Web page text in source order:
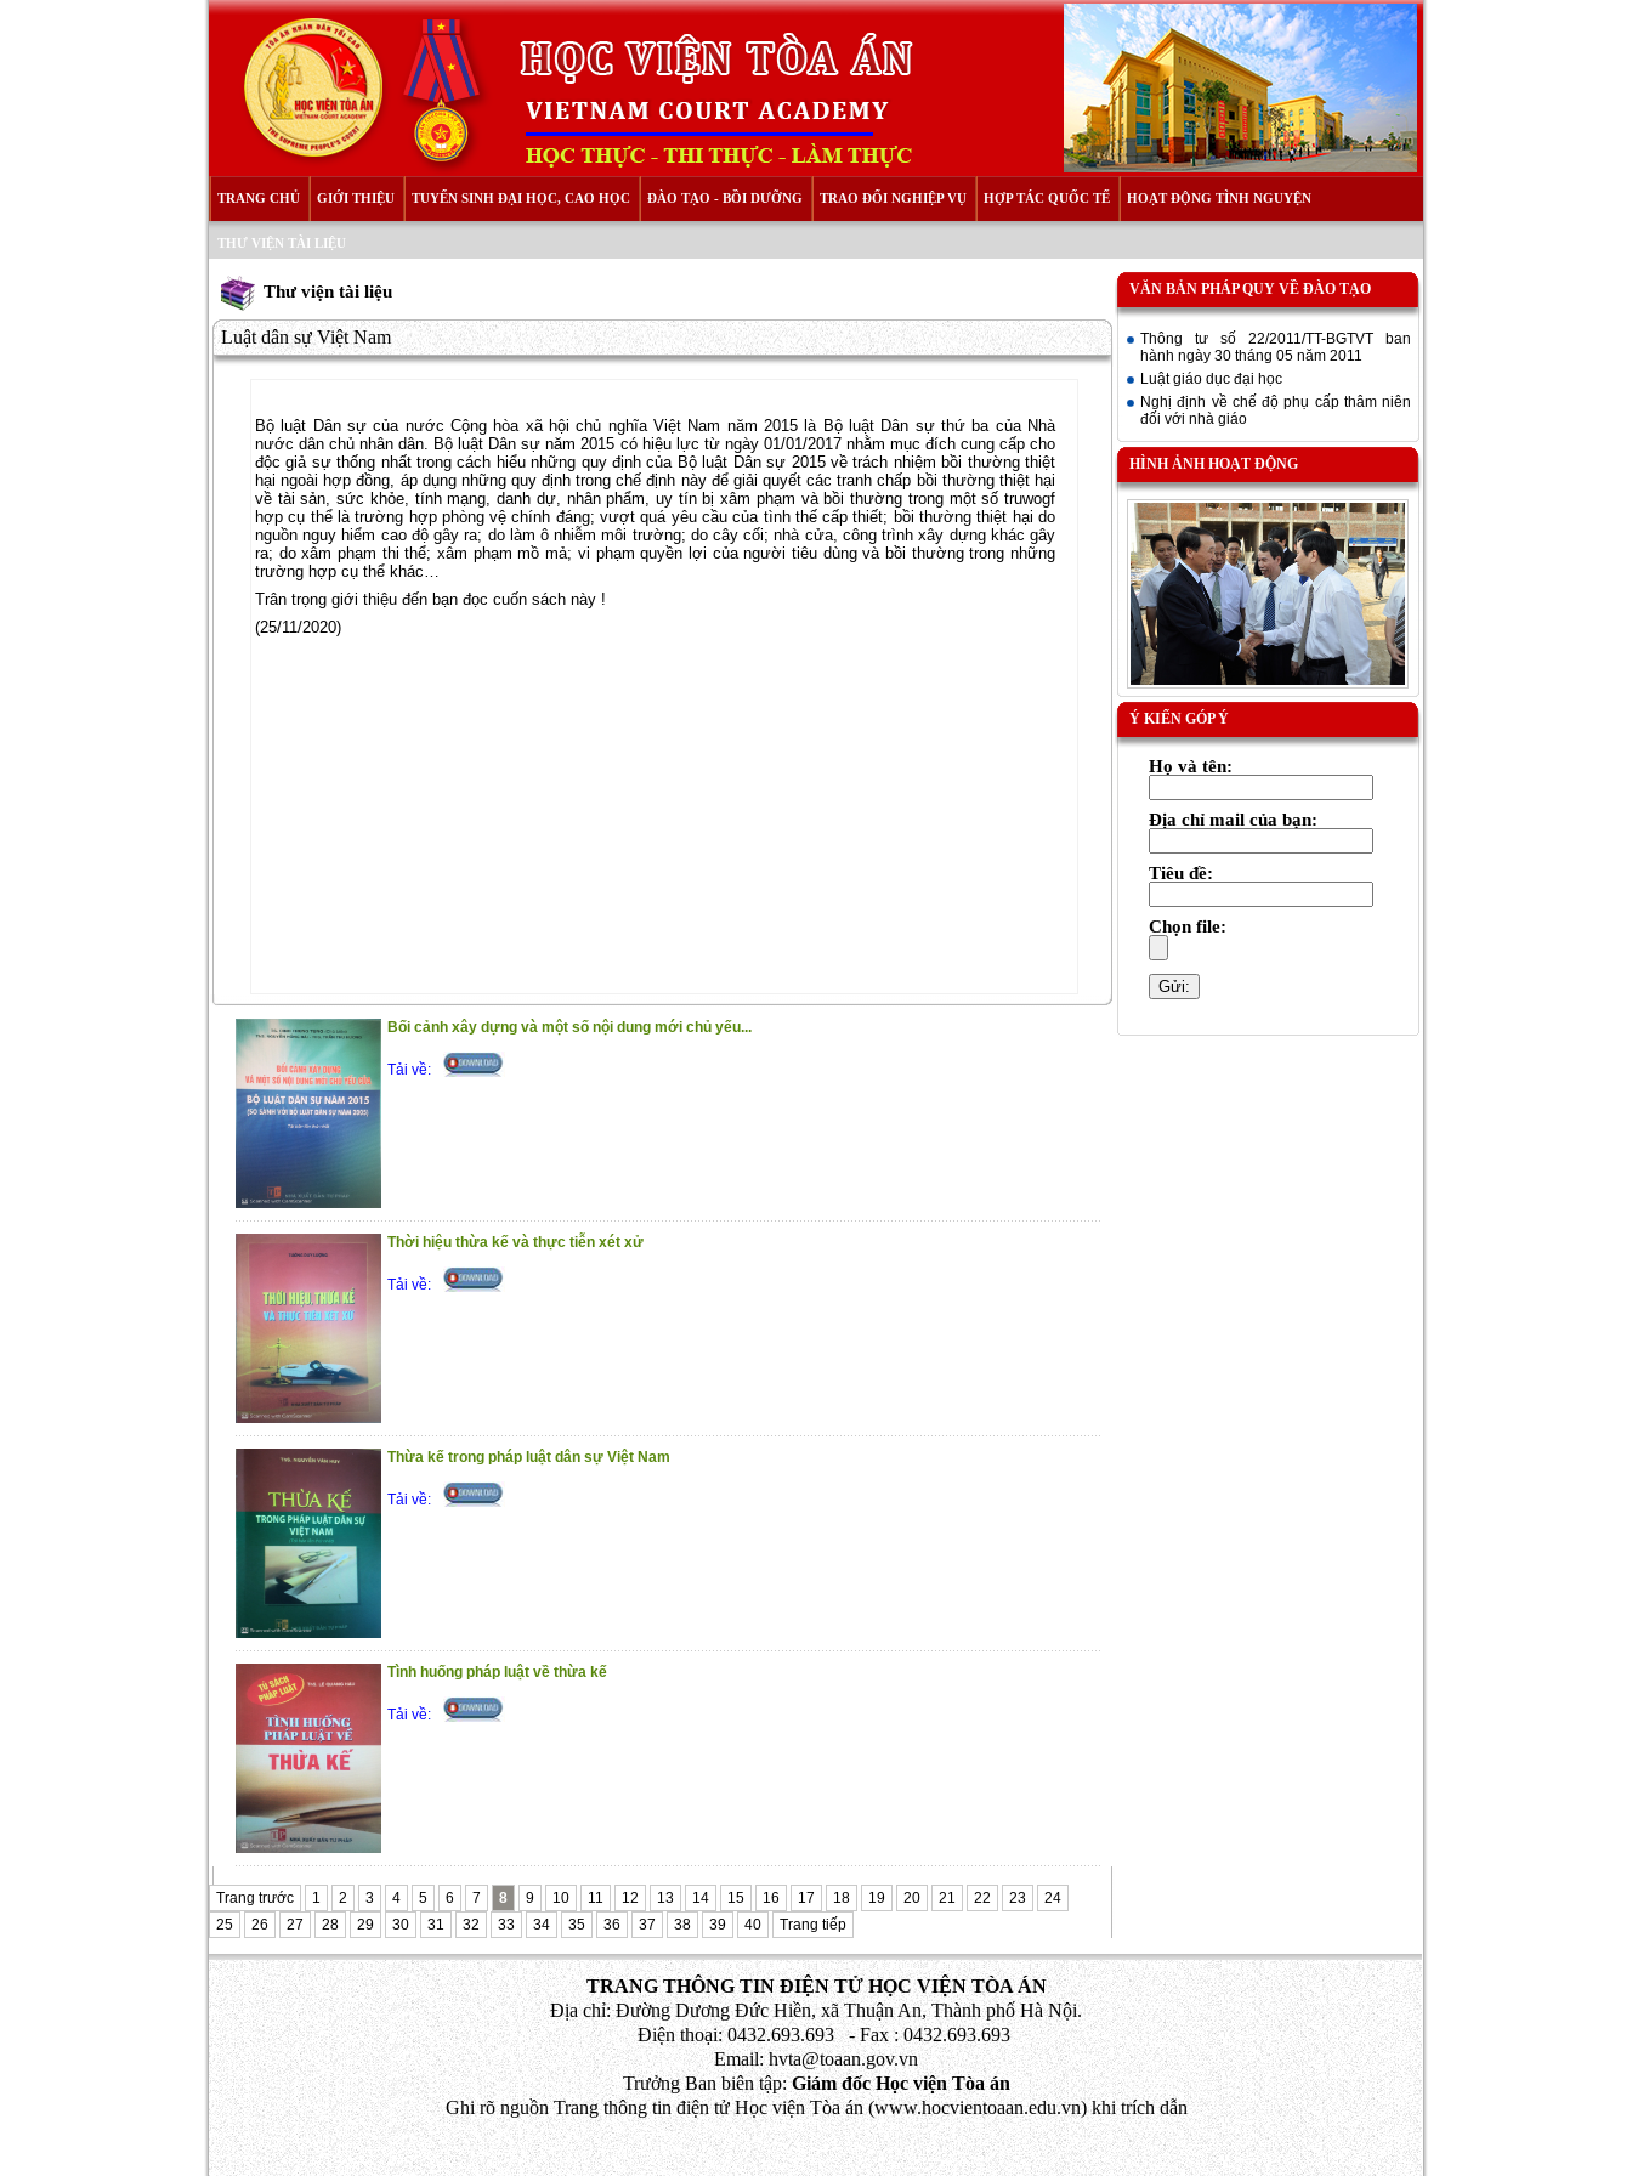
TRANG CHỦ GIỚI THIỆU TUYỂN SINH ĐẠI HỌC, CAO HỌC ĐÀO TẠO - BỒI DƯỠNG TRAO ĐỔI NGHIỆP VỤ HỢP TÁC QUỐC TẾ HOẠT ĐỘNG TÌNH NGUYỆN
THƯ VIỆN TÀI LIỆU
Thư viện tài liệu
Luật dân sự Việt Nam
Bộ luật Dân sự của nước Cộng hòa xã hội chủ nghĩa Việt Nam năm 2015 là Bộ luật Dân sự thứ ba của Nhà
nước dân chủ nhân dân. Bộ luật Dân sự năm 2015 có hiệu lực từ ngày 01/01/2017 nhằm mục đích cung cấp cho
độc giả sự thống nhất trong cách hiểu những quy định của Bộ luật Dân sự 2015 về trách nhiệm bồi thường thiệt
hại ngoài hợp đồng, áp dụng những quy định trong chế định này để giải quyết các tranh chấp bồi thường thiệt hại
về tài sản, sức khỏe, tính mạng, danh dự, nhân phẩm, uy tín bị xâm phạm và bồi thường trong một số truwogf
hợp cụ thể là trường hợp phòng vệ chính đáng; vượt quá yêu cầu của tình thế cấp thiết; bồi thường thiệt hại do
nguồn nguy hiểm cao độ gây ra; do làm ô nhiễm môi trường; do cây cối; nhà cửa, công trình xây dựng khác gây
ra; do xâm phạm thi thể; xâm phạm mồ mả; vi phạm quyền lợi của người tiêu dùng và bồi thường trong những
trường hợp cụ thể khác…
Trân trọng giới thiệu đến bạn đọc cuốn sách này !
(25/11/2020)
Bối cảnh xây dựng và một số nội dung mới chủ yếu...
Tải về:
Thời hiệu thừa kế và thực tiễn xét xử
Tải về:
Thừa kế trong pháp luật dân sự Việt Nam
Tải về:
Tình huống pháp luật về thừa kế
Tải về:
Trang trước 1 2 3 4 5 6 7 8 9 10 11 12 13 14 15 16 17 18 19 20 21 22 23
24
25
26 27 28 29 30 31 32 33 34 35 36 37 38 39 40 Trang tiếp
VĂN BẢN PHÁP QUY VỀ ĐÀO TẠO
Thông tư số 22/2011/TT-BGTVT ban
hành ngày 30 tháng 05 năm 2011
Luật giáo dục đại học
Nghị định về chế độ phụ cấp thâm niên
đối với nhà giáo
HÌNH ẢNH HOẠT ĐỘNG
Ý KIẾN GÓP Ý
Họ và tên:
Địa chỉ mail của bạn:
Tiêu đề:
Chọn file:
TRANG THÔNG TIN ĐIỆN TỬ HỌC VIỆN TÒA ÁN
Địa chỉ: Đường Dương Đức Hiền, xã Thuận An, Thành phố Hà Nội.
Điện thoại: 0432.693.693 - Fax : 0432.693.693
Email: hvta@toaan.gov.vn
Trưởng Ban biên tập:Giám đốc Học viện Tòa án
Ghi rõ nguồn Trang thông tin điện tử Học viện Tòa án (www.hocvientoaan.edu.vn) khi trích dẫn